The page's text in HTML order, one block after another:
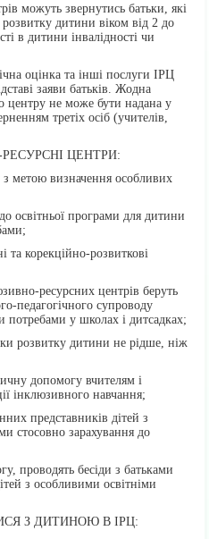
можуть звернутись батьки, які
дитини віком від 2 до
в дитини інвалідності чи
оцінка та інші послуги ІРЦ
заяви батьків. Жодна
центру не може бути надана у
третіх осіб (учителів,
ЦЕНТРИ:
з метою визначення особливих
освітньої програми для дитини
та корекційно-розвиткові
ресурсних центрів беруть
педагогічного супроводу
потребами у школах і дитсадках;
розвитку дитини не рідше, ніж
допомогу вчителям і
інклюзивного навчання;
представників дітей з
стосовно зарахування до
проводять бесіди з батьками
з особливими освітніми
З ДИТИНОЮ В ІРЦ: